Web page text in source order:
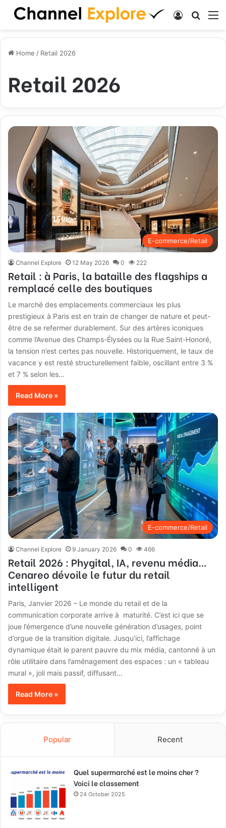
Log In
Home / Retail 2026
Retail 2026
E-commerce/Retail
Channel Explore 12 May 2026 0 222
Retail : à Paris, la bataille des flagships a
remplacé celle des boutiques
Le marché des emplacements commerciaux les plus
prestigieux à Paris est en train de changer de nature et peut-
être de se refermer durablement. Sur des artères iconiques
comme l’Avenue des Champs-Élysées ou la Rue Saint-Honoré,
la tension n’est certes pas nouvelle. Historiquement, le taux de
vacance y est resté structurellement faible, oscillant entre 3 %
et 7 % selon les…
Read More »
E-commerce/Retail
Channel Explore 9 January 2026 0 466
Retail 2026 : Phygital, IA, revenu média…
Cenareo dévoile le futur du retail
intelligent
Paris, Janvier 2026 – Le monde du retail et de la
communication corporate arrive à maturité. C’est ici que se
joue l’émergence d’une nouvelle génération d’usages, point
d’orgue de la transition digitale. Jusqu’ici, l’affichage
dynamique était le parent pauvre du mix média, cantonné à un
rôle utilitaire dans l’aménagement des espaces : un « tableau
mural », joli mais passif, diffusant…
Read More »
Popular Recent
Quel supermarché est le moins cher ?
Voici le classement
24 October 2025